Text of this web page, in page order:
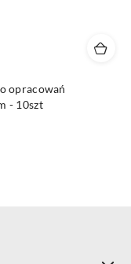
opracowań
- 10szt